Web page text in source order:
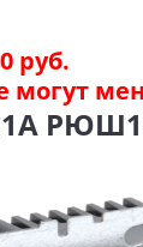
руб.
могут